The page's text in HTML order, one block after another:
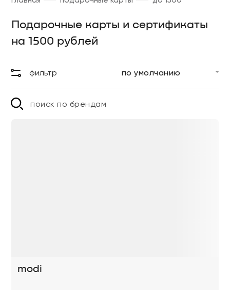
Подарочные карты и сертификаты
на 1500 рублей
фильтр
поиск по брендам
modi